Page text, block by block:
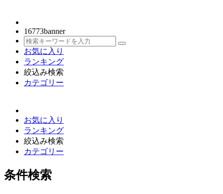
16773banner
お気に入り
ランキング
絞込み検索
カテゴリー
お気に入り
ランキング
絞込み検索
カテゴリー
条件検索